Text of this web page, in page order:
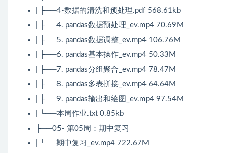
| ├──4-数据的清洗和预处理.pdf 568.61kb
| ├──4. pandas数据预处理_ev.mp4 70.69M
| ├──5. pandas数据调整_ev.mp4 106.76M
| ├──6. pandas基本操作_ev.mp4 50.33M
| ├──7. pandas分组聚合_ev.mp4 78.47M
| ├──8. pandas多表拼接_ev.mp4 64.64M
| ├──9. pandas输出和绘图_ev.mp4 97.54M
| └──本周作业.txt 0.85kb
├──05- 第05周：期中复习
| └──期中复习_ev.mp4 722.67M